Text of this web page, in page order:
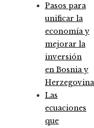
Pasos para
unificar la
economía y
mejorar la
inversión
en Bosnia y
Herzegovina
Las
ecuaciones
que